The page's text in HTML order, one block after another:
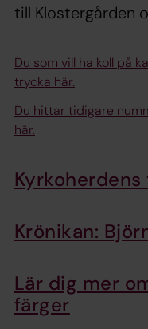
till Klostergården
Du som vill ha koll på
trycka här.
Du hittar tidigare
här.
Krönikan:
Lär dig mer
färger